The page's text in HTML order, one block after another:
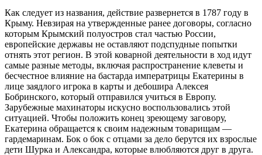
Как следует из названия, действие развернется в 1787 году в
Крыму. Невзирая на утвержденные ранее договоры, согласно
которым Крымский полуостров стал частью России,
европейские державы не оставляют подспудные попытки
отнять этот регион. В этой коварной деятельности в ход идут
самые разные методы, включая распространение клеветы и
бесчестное влияние на бастарда императрицы Екатерины в
лице заядлого игрока в карты и дебошира Алексея
Бобринского, который отправился учиться в Европу.
Зарубежные махинаторы искусно воспользовались этой
ситуацией. Чтобы положить конец зреющему заговору,
Екатерина обращается к своим надежным товарищам —
гардемаринам. Бок о бок с отцами за дело берутся их взрослые
дети Шурка и Александра, которые влюбляются друг в друга.